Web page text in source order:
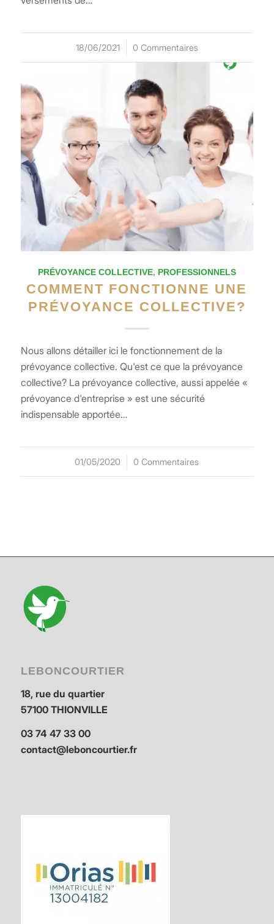
18/06/2021
/ 0 Commentaires
PRÉVOYANCE COLLECTIVE, PROFESSIONNELS
COMMENT FONCTIONNE UNE
PRÉVOYANCE COLLECTIVE?
Nous allons détailler ici le fonctionnement de la
prévoyance collective. Qu'est ce que la prévoyance
collective? La prévoyance collective, aussi appelée «
prévoyance d'entreprise » est une sécurité
indispensable apportée…
01/05/2020
/ 0 Commentaires
LEBONCOURTIER
18, rue du quartier
57100 THIONVILLE
03 74 47 33 00
contact@leboncourtier.fr